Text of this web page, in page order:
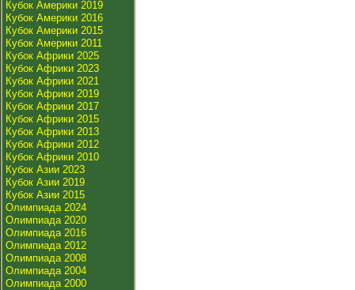
Кубок Америки 2019
Кубок Америки 2016
Кубок Америки 2015
Кубок Америки 2011
Кубок Африки 2025
Кубок Африки 2023
Кубок Африки 2021
Кубок Африки 2019
Кубок Африки 2017
Кубок Африки 2015
Кубок Африки 2013
Кубок Африки 2012
Кубок Африки 2010
Кубок Азии 2023
Кубок Азии 2019
Кубок Азии 2015
Олимпиада 2024
Олимпиада 2020
Олимпиада 2016
Олимпиада 2012
Олимпиада 2008
Олимпиада 2004
Олимпиада 2000